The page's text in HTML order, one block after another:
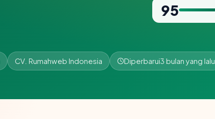
95
CV. Rumahweb Indonesia Diperbarui3 bulan yang lalu